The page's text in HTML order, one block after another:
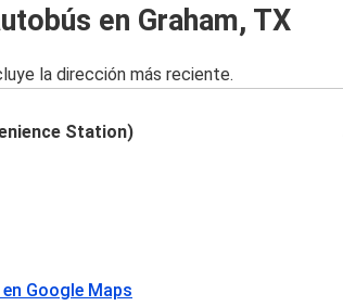
en Graham, TX
la dirección más reciente.
Station)
Google Maps